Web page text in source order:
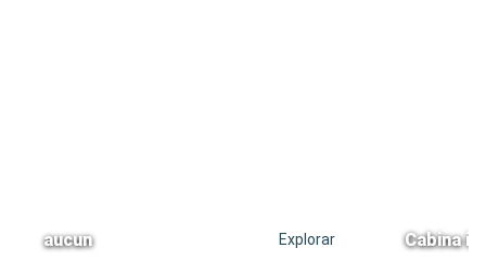
aucun Explorar Cabina